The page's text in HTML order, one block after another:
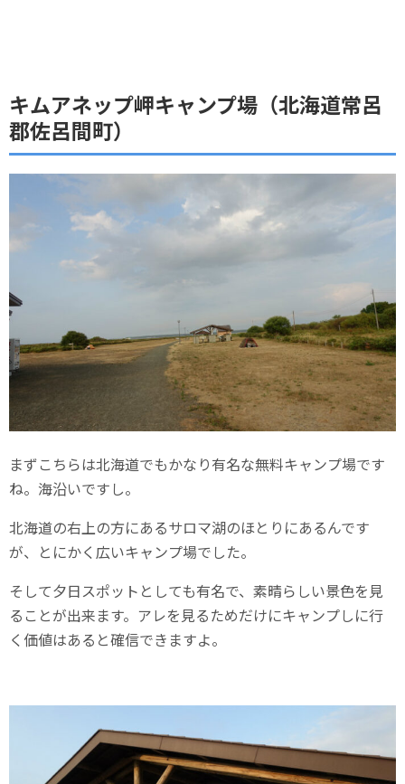
キムアネップ岬キャンプ場（北海道常呂
郡佐呂間町）
まずこちらは北海道でもかなり有名な無料キャンプ場です
ね。海沿いですし。
北海道の右上の方にあるサロマ湖のほとりにあるんです
が、とにかく広いキャンプ場でした。
そして夕日スポットとしても有名で、素晴らしい景色を見
ることが出来ます。アレを見るためだけにキャンプしに行
く価値はあると確信できますよ。